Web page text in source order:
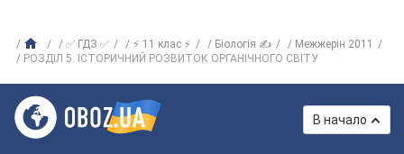
✅ ГДЗ ✅ ⚡ 11 клас ⚡ Біологія ✍
Межжерін 2011
РОЗДІЛ 5. ІСТОРИЧНИЙ РОЗВИТОК ОРГАНІЧНОГО СВІТУ
В начало